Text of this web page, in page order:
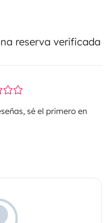
reserva verificada
sé el primero en